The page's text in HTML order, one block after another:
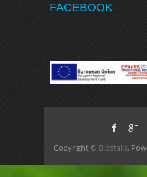
FACEBOOK
Copyright © Biostalis.